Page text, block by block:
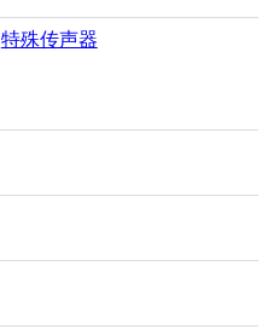
特殊传声器